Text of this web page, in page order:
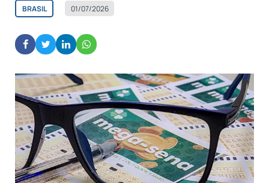
BRASIL 01/07/2026